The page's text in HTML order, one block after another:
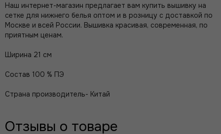
Наш интернет-магазин предлагает вам купить вышивку на
сетке для нижнего белья оптом и в розницу с доставкой по
Москве и всей России. Вышивка красивая, современная, по
приятным ценам.
Ширина 21 см
Состав 100 % ПЭ
Страна производитель- Китай
Отзывы о товаре